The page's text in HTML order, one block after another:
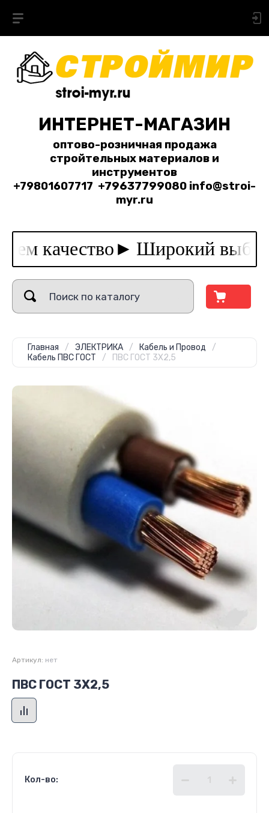
ИНТЕРНЕТ-МАГАЗИН
оптово-розничная продажа
стройтельных материалов и
инструментов
+79801607717 +79637799080 info@stroi-
myr.ru
качество►Широкий выбор
Главная / ЭЛЕКТРИКА / Кабель и Провод
/
Кабель ПВС ГОСТ
/ ПВС ГОСТ 3Х2,5
Артикул: нет
ПВС ГОСТ 3Х2,5
Кол-во: